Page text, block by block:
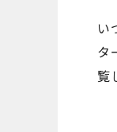
い
タ
覧